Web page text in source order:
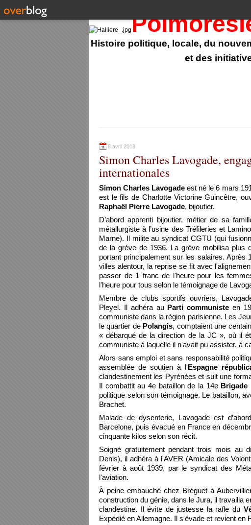
Histoire politique, locale, du
et des
8 avril 2018
Simon Charles Lavogade,
internationales
Simon Charles Lavogade est né le 6 mars
est le fils de Charlotte Victorine Guincêtre,
Raphaël Pierre Lavogade, bijoutier.
D’abord apprenti bijoutier, métier de sa
métallurgiste à l’usine des Tréfileries et
Marne). Il milite au syndicat CGTU (qui
de la grève de 1936. La grève mobilisa plus
portant principalement sur les salaires. Après
villes alentour, la reprise se fit avec
passer de 1 franc de l'heure pour les
l'heure pour tous selon le témoignage de
Membre de clubs sportifs ouvriers,
Pleyel. Il adhéra auParti communisteen
communiste dans la région parisienne. Les
le quartier de Polangis, comptaient une
« débarqué de la direction de la JC », où il
communiste à laquelle il n'avait pu assister, à
Alors sans emploi et sans responsabilité
assemblée de soutien à l' Espagne
clandestinement les Pyrénées et suit une
Il combattit au 4e bataillon de la 14e Brigade
politique selon son témoignage. Le bataillon,
Brachet.
Malade de dysenterie, Lavogade est
Barcelone, puis évacué en France en
cinquante kilos selon son récit.
Soigné gratuitement pendant trois mois au
Denis), il adhéra à l'AVER (Amicale des
février à août 1939, par le syndicat des
l'aviation.
À peine embauché chez Bréguet à
construction du génie, dans le Jura, il travailla
clandestine. Il évite de justesse la rafle du
Expédié en Allemagne. Il s'évade et revient en